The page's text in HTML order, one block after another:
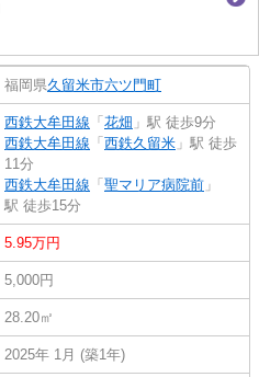
福岡県久留米市六ツ門町
西鉄大牟田線 「 花畑 」駅 徒歩9分
西鉄大牟田線 「 西鉄久留米 」駅 徒歩
11分
西鉄大牟田線 「 聖マリア病院前 」
駅 徒歩15分
5.95万円
5,000円
28.20㎡
2025年 1月 (築1年)